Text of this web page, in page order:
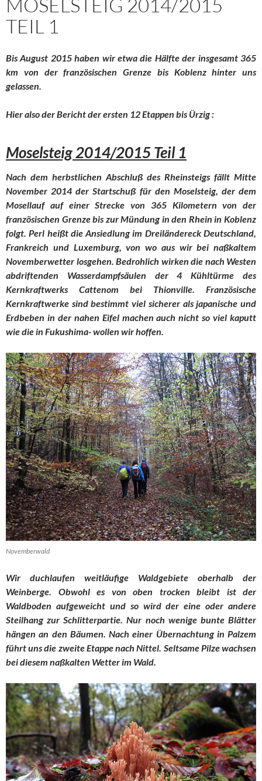
TEIL 1
Bis August 2015 haben wir etwa die Hälfte der insgesamt 365
km von der französischen Grenze bis Koblenz hinter uns
gelassen.
Hier also der Bericht der ersten 12 Etappen bis Ürzig :
Moselsteig 2014/2015 Teil 1
Nach dem herbstlichen Abschluß des Rheinsteigs fällt Mitte
November 2014 der Startschuß für den Moselsteig, der dem
Mosellauf auf einer Strecke von 365 Kilometern von der
französischen Grenze bis zur Mündung in den Rhein in Koblenz
folgt. Perl heißt die Ansiedlung im Dreiländereck Deutschland,
Frankreich und Luxemburg, von wo aus wir bei naßkaltem
Novemberwetter losgehen. Bedrohlich wirken die nach Westen
abdriftenden Wasserdampfsäulen der 4 Kühltürme des
Kernkraftwerks Cattenom bei Thionville. Französische
Kernkraftwerke sind bestimmt viel sicherer als japanische und
Erdbeben in der nahen Eifel machen auch nicht so viel kaputt
wie die in Fukushima- wollen wir hoffen.
Novemberwald
Wir duchlaufen weitläufige Waldgebiete oberhalb der
Weinberge. Obwohl es von oben trocken bleibt ist der
Waldboden aufgeweicht und so wird der eine oder andere
Steilhang zur Schlitterpartie. Nur noch wenige bunte Blätter
hängen an den Bäumen. Nach einer Übernachtung in Palzem
führt uns die zweite Etappe nach Nittel. Seltsame Pilze wachsen
bei diesem naßkalten Wetter im Wald.